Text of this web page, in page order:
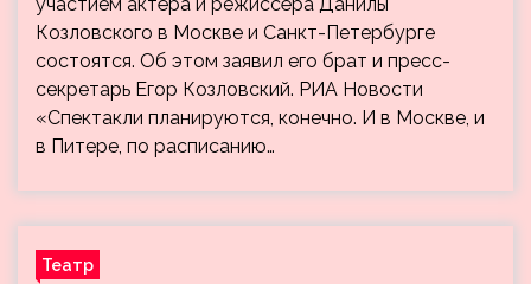
Козловского в Москве и Санкт-Петербурге
состоятся. Об этом заявил его брат и пресс-
секретарь Егор Козловский. РИА Новости
«Спектакли планируются, конечно. И в Москве, и
в Питере, по расписанию…
Театр